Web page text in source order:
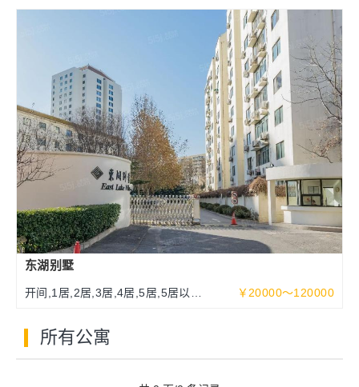
东湖别墅
开间,1居,2居,3居,4居,5居,5居以上
￥20000～120000
所有公寓